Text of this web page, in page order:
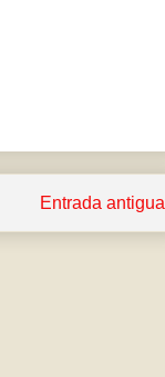
Entrada antigua